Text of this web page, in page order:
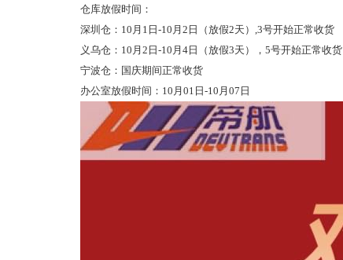
仓库放假时间：
深圳仓：10月1日-10月2日（放假2天）,3号开始正常收货
义乌仓：10月2日-10月4日（放假3天），5号开始正常收货
宁波仓：国庆期间正常收货
办公室放假时间：10月01日-10月07日